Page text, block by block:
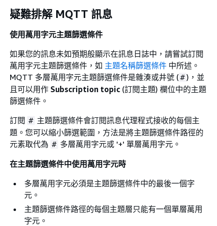
疑難排解 MQTT 訊息
使用萬用字元主題篩選條件
如果您的訊息未如預期般顯示在訊息日誌中，請嘗試訂閱
萬用字元主題篩選條件，如 主題名稱篩選條件 中所述。
MQTT 多層萬用字元主題篩選條件是雜湊或井號 (#)，並
且可以用作 Subscription topic (訂閱主題) 欄位中的主題
篩選條件。
訂閱 # 主題篩選條件會訂閱訊息代理程式接收的每個主
題。您可以縮小篩選範圍，方法是將主題篩選條件路徑的
元素取代為 # 多層萬用字元或 '+' 單層萬用字元。
在主題篩選條件中使用萬用字元時
多層萬用字元必須是主題篩選條件中的最後一個字
元。
主題篩選條件路徑的每個主題層只能有一個單層萬用
字元。